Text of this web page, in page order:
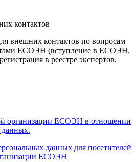
контактов
внешних контактов по вопросам
ЕСОЭН (вступление в ЕСОЭН,
в реестре экспертов,
организации ЕСОЭН в отношении
данных.
данных для посетителей
ЕСОЭН